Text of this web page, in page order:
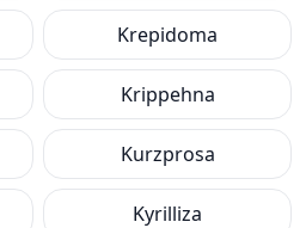
Krepidoma
Krippehna
Kurzprosa
Kyrilliza